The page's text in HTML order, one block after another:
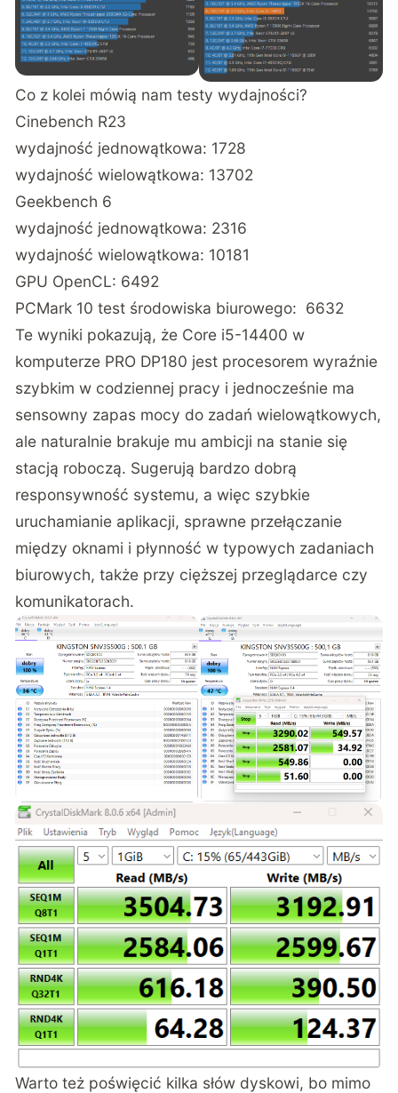
Co z kolei mówią nam testy wydajności?
Cinebench R23
wydajność jednowątkowa: 1728
wydajność wielowątkowa: 13702
Geekbench 6
wydajność jednowątkowa: 2316
wydajność wielowątkowa: 10181
GPU OpenCL: 6492
PCMark 10 test środowiska biurowego: 6632
Te wyniki pokazują, że Core i5-14400 w
komputerze PRO DP180 jest procesorem wyraźnie
szybkim w codziennej pracy i jednocześnie ma
sensowny zapas mocy do zadań wielowątkowych,
ale naturalnie brakuje mu ambicji na stanie się
stacją roboczą. Sugerują bardzo dobrą
responsywność systemu, a więc szybkie
uruchamianie aplikacji, sprawne przełączanie
między oknami i płynność w typowych zadaniach
biurowych, także przy cięższej przeglądarce czy
komunikatorach.
Warto też poświęcić kilka słów dyskowi, bo mimo